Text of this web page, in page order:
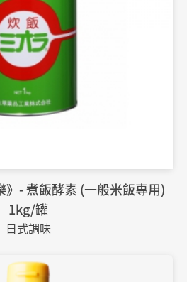
》- 煮飯酵素 (一般米飯專用)
1kg/罐
日式調味